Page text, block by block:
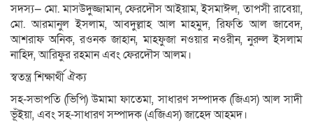
সদস্য— মো. মাসউদুজ্জামান, ফেরদৌস আইয়াম, ইসমাঈল, তাপসী রাবেয়া,
মো. আরমানুল ইসলাম, আবদুল্লাহ আল মাহমুদ, রিফতি আল জাবেদ,
আশরাফ অনিক, রওনক জাহান, মাহফুজা নওয়ার নওরীন, নুরুল ইসলাম
নাহিদ, আরিফুর রহমান এবং ফেরদৌস আলম।
স্বতন্ত্র শিক্ষার্থী ঐক্য
সহ-সভাপতি (ভিপি) উমামা ফাতেমা, সাধারণ সম্পাদক (জিএস) আল সাদী
ভূঁইয়া, এবং সহ-সাধারণ সম্পাদক (এজিএস) জাহেদ আহমদ।